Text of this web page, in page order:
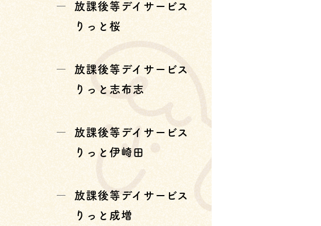
放課後等デイサービス
りっと桜
放課後等デイサービス
りっと志布志
放課後等デイサービス
りっと伊崎田
放課後等デイサービス
りっと成増